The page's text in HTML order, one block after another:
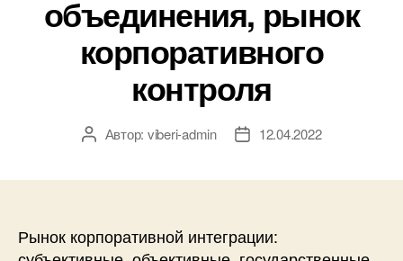
объединения, рынок
корпоративного
контроля
АвторАвтор: viberi-admin
Дата12.04.2022
Рынок корпоративной интеграции: